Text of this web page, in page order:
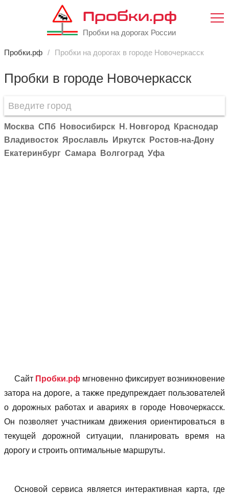
Пробки.рф
Пробки на дорогах России
Пробки.рф Пробки на дорогах в городе Новочеркасск
Пробки в городе Новочеркасск
Москва СПб Новосибирск Н. Новгород
Краснодар
Владивосток Ярославль Иркутск
Ростов-на-Дону
Екатеринбург Самара Волгоград Уфа
Сайт Пробки.рф мгновенно фиксирует возникновение
затора на дороге, а также предупреждает пользователей
о дорожных работах и авариях в городе Новочеркасск.
Он позволяет учаcтникам движения ориентироваться в
текущей дорожной ситуации, планировать время на
дорогу и строить оптимальные маршруты.
Основой сервиса является интерактивная карта, где